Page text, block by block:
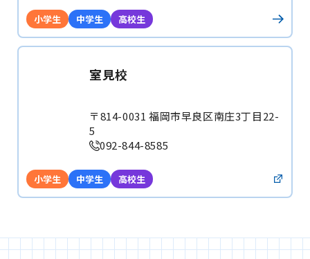
小学生 中学生 高校生
室見校
〒814-0031 福岡市早良区南庄3丁目22-
5
092-844-8585
小学生 中学生 高校生